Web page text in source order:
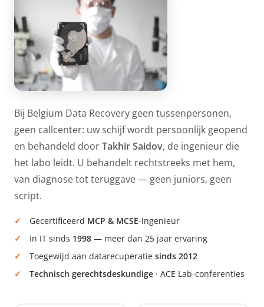
Bij Belgium Data Recovery geen tussenpersonen,
geen callcenter: uw schijf wordt persoonlijk geopend
en behandeld doorTakhir Saidov, de ingenieur die
het labo leidt. U behandelt rechtstreeks met hem,
van diagnose tot teruggave — geen juniors, geen
script.
Gecertificeerd MCP & MCSE-ingenieur
In IT sinds 1998 — meer dan 25 jaar ervaring
Toegewijd aan datarecuperatie sinds 2012
Technisch gerechtsdeskundige · ACE Lab-conferenties